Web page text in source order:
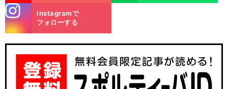
m
Instagramで
フォローする